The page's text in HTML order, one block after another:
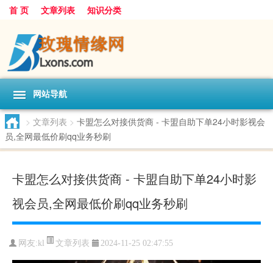
首 页 文章列表 知识分类
网站导航
> 文章列表 > 卡盟怎么对接供货商 - 卡盟自助下单24小时影视会
员,全网最低价刷qq业务秒刷
卡盟怎么对接供货商 - 卡盟自助下单24小时影
视会员,全网最低价刷qq业务秒刷
网友: kl 文章列表 2024-11-25 02:47:55